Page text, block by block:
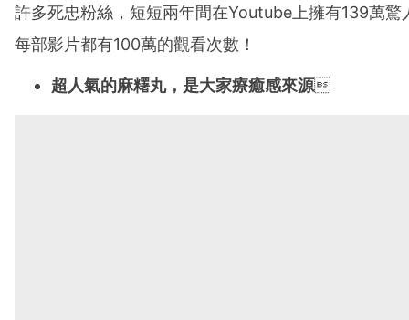
許多死忠粉絲，短短兩年間在Youtube上擁有139萬驚
每部影片都有100萬的觀看次數！
超人氣的麻糬丸，是大家療癒感來源